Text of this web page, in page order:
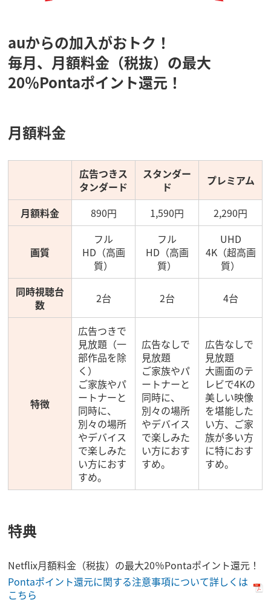
auからの加入がおトク！
毎月、月額料金（税抜）の最大
20％Pontaポイント還元！
月額料金
広告つきス
タンダード
スタンダー
ド
プレミアム
月額料金 890円 1,590円 2,290円
画質
フル
HD（高画
質）
フル
HD（高画
質）
UHD
4K（超高画
質）
同時視聴台
数
2台 2台 4台
特徴
広告つきで
見放題（一
部作品を除
く）
ご家族やパ
ートナーと
同時に、
別々の場所
やデバイス
で楽しみた
い方におす
すめ。
広告なしで
見放題
ご家族やパ
ートナーと
同時に、
別々の場所
やデバイス
で楽しみた
い方におす
すめ。
広告なしで
見放題
大画面のテ
レビで4Kの
美しい映像
を堪能した
い方、ご家
族が多い方
に特におす
すめ。
特典
Netflix月額料金（税抜）の最大20％Pontaポイント還元！
Pontaポイント還元に関する注意事項について詳しくは
こちら